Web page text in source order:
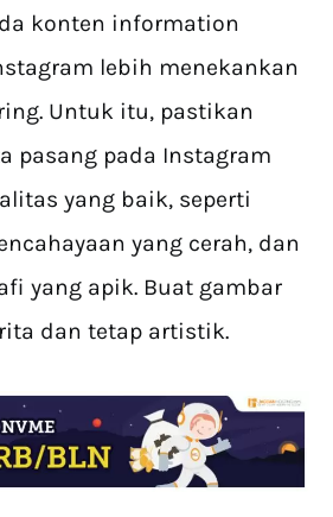
konten information
lebih menekankan
Untuk itu, pastikan
pasang pada Instagram
yang baik, seperti
yang cerah, dan
yang apik. Buat gambar
dan tetap artistik.